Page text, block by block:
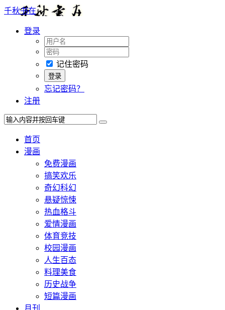
千秋书在
登录
记住密码
忘记密码？
注册
首页
漫画
免费漫画
搞笑欢乐
奇幻科幻
悬疑惊悚
热血格斗
爱情漫画
体育竞技
校园漫画
人生百态
料理美食
历史战争
短篇漫画
月刊